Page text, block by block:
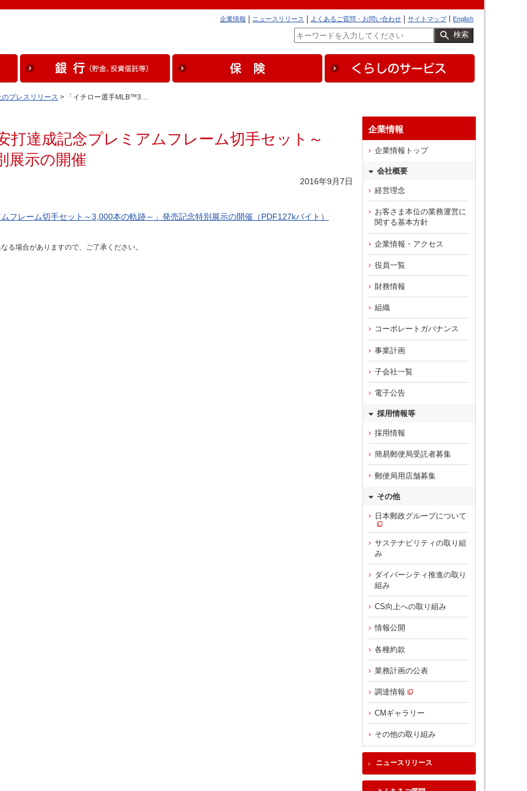
English
サイトマップ
よくあるご質問・お問い合わせ
ニュースリリース
企業情報
検索
プレスリリース > 「イチロー選手MLB™3…
打達成記念プレミアムフレーム切手セット～
展示の開催
2016年9月7日
フレーム切手セット～3,000本の軌跡～」発売記念特別展示の開催（PDF127kバイト）
る場合がありますので、ご了承ください。
企業情報
企業情報トップ
会社概要
経営理念
お客さま本位の業務運営に
関する基本方針
企業情報・アクセス
役員一覧
財務情報
組織
コーポレートガバナンス
事業計画
子会社一覧
電子公告
採用情報等
採用情報
簡易郵便局受託者募集
郵便局用店舗募集
その他
日本郵政グループについて
サステナビリティの取り組
み
ダイバーシティ推進の取り
組み
CS向上への取り組み
情報公開
各種約款
業務計画の公表
調達情報
CMギャラリー
その他の取り組み
ニュースリリース